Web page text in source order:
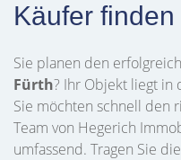
Käufer finden
Sie planen den
Fürth? Ihr Objekt liegt in
Sie möchten schnell den
Team von Hegerich
umfassend. Tragen Sie